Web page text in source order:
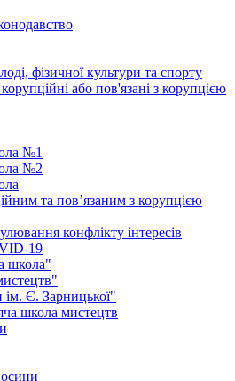
фізичної культури та спорту
корупційні або пов'язані з корупцією
№1
№2
та пов’язаним з корупцією
конфлікту інтересів
19
школа"
Є. Зарницької"
школа мистецтв